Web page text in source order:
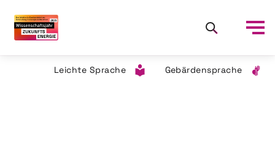
Leichte Sprache Gebärdensprache